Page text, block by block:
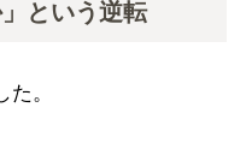
という逆転
。